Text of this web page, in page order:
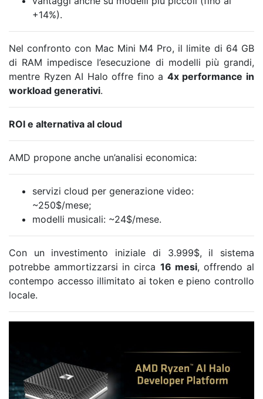
+14%).
Nel confronto con Mac Mini M4 Pro, il limite di 64 GB
di RAM impedisce l’esecuzione di modelli più grandi,
mentre Ryzen AI Halo offre fino a 4x performance in
workload generativi.
ROI e alternativa al cloud
AMD propone anche un’analisi economica:
servizi cloud per generazione video:
~250$/mese;
modelli musicali: ~24$/mese.
Con un investimento iniziale di 3.999$, il sistema
potrebbe ammortizzarsi in circa 16 mesi, offrendo al
contempo accesso illimitato ai token e pieno controllo
locale.